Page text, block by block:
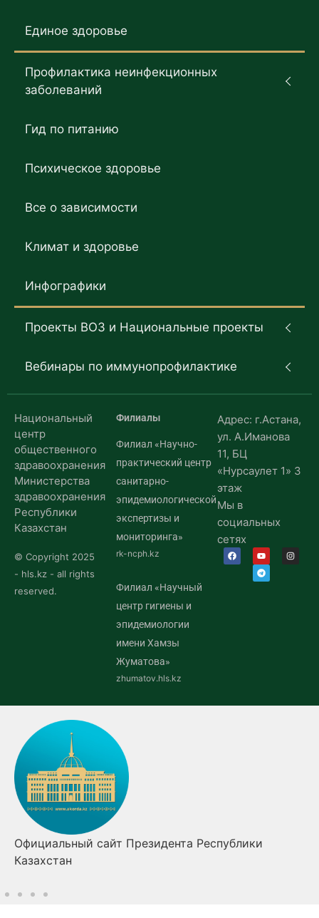
Единое здоровье
Профилактика неинфекционных
заболеваний
Гид по питанию
Психическое здоровье
Все о зависимости
Климат и здоровье
Инфографики
Проекты ВОЗ и Национальные проекты
Вебинары по иммунопрофилактике
Национальный
центр
общественного
здравоохранения
Министерства
здравоохранения
Республики
Казахстан
© Copyright 2025
- hls.kz - all rights
reserved.
Филиалы
Филиал «Научно-
практический центр
санитарно-
эпидемиологической
экспертизы и
мониторинга»
rk-ncph.kz
Филиал «Научный
центр гигиены и
эпидемиологии
имени Хамзы
Жуматова»
zhumatov.hls.kz
Адрес: г.Астана,
ул. А.Иманова
11, БЦ
«Нурсаулет 1» 3
этаж
Мы в
социальных
сетях
Официальный сайт Президента Республики
Казахстан